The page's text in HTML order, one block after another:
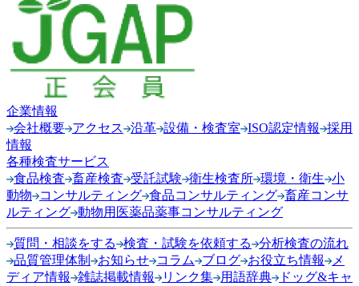
企業情報
会社概要 アクセス 沿革 設備・検査室 ISO認定情報
採用
情報
各種検査サービス
食品検査
畜産検査 受託試験 衛生検査所 環境・衛生 小
動物
コンサルティング 食品コンサルティング
畜産コンサ
ルティング 動物用医薬品薬事コンサルティング
質問・相談をする 検査・試験を依頼する
分析検査の流れ
品質管理体制
お知らせ コラム ブログ お役立ち情報
メ
ディア情報
雑誌掲載情報 リンク集 用語辞典
ドッグ&キャ